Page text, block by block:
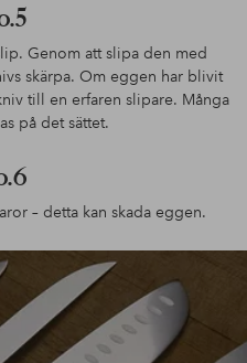
Genom att slipa den med
skärpa. Om eggen har blivit
till en erfaren slipare. Många
på det sättet.
– detta kan skada eggen.